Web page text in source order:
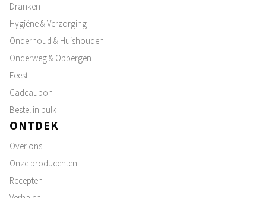
Dranken
Hygiëne & Verzorging
Onderhoud & Huishouden
Onderweg & Opbergen
Feest
Cadeaubon
Bestel in bulk
ONTDEK
Over ons
Onze producenten
Recepten